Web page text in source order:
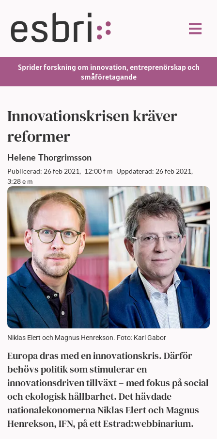
Sprider forskning om innovation, entreprenörskap och
småföretagande
Innovationskrisen kräver
reformer
Helene Thorgrimsson
Publicerad: 26 feb 2021, 12:00 f m Uppdaterad: 26 feb 2021,
3:28 e m
Niklas Elert och Magnus Henrekson. Foto: Karl Gabor
Europa dras med en innovationskris. Därför
behövs politik som stimulerar en
innovationsdriven tillväxt – med fokus på social
och ekologisk hållbarhet. Det hävdade
nationalekonomerna Niklas Elert och Magnus
Henrekson, IFN, på ett Estrad:webbinarium.